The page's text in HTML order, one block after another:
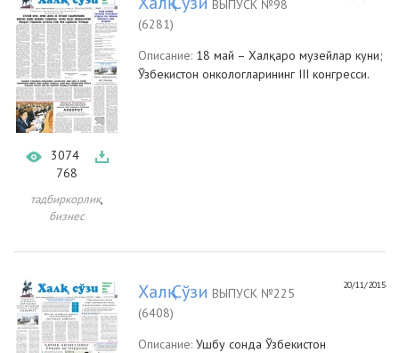
3074
768
тадбиркорлик,
бизнес
ВЫПУСК №98
(6281)
Описание: 18 май – Халқаро музейлар куни;
Ўзбекистон онкологларининг III конгресси.
20/11/2015
Халқ Сўзи ВЫПУСК №225
(6408)
Описание: Ушбу сонда Ўзбекистон